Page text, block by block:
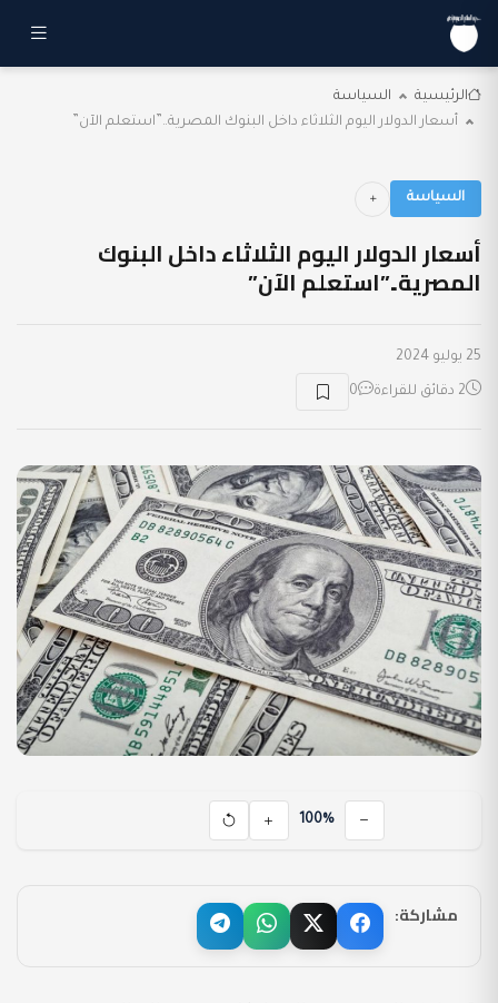
الرئيسية
السياسة
أسعار الدولار اليوم الثلاثاء داخل البنوك المصرية..”استعلم الآن”
السياسة
أسعار الدولار اليوم الثلاثاء داخل البنوك
المصرية..”استعلم الآن”
25 يوليو 2024
2 دقائق للقراءة 0
100%
مشاركة: